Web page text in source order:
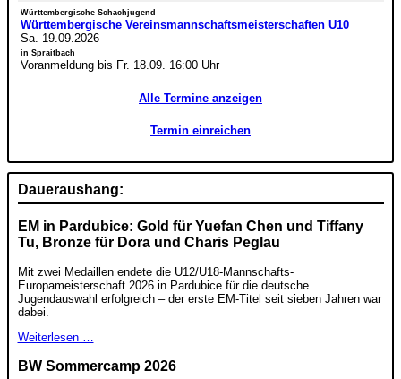
Württembergische Schachjugend
Württembergische Vereinsmannschaftsmeisterschaften U10
Sa. 19.09.2026
in Spraitbach
Voranmeldung bis Fr. 18.09. 16:00 Uhr
Alle Termine anzeigen
Termin einreichen
Daueraushang:
EM in Pardubice: Gold für Yuefan Chen und Tiffany
Tu, Bronze für Dora und Charis Peglau
Mit zwei Medaillen endete die U12/U18-Mannschafts-
Europameisterschaft 2026 in Pardubice für die deutsche
Jugendauswahl erfolgreich – der erste EM-Titel seit sieben Jahren war
dabei.
Weiterlesen …
BW Sommercamp 2026